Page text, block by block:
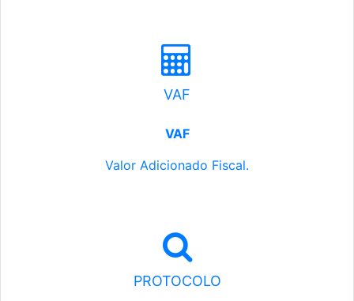
VAF
VAF
Valor Adicionado Fiscal.
PROTOCOLO